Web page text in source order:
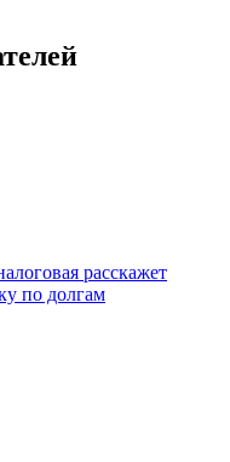
расскажет
по долгам